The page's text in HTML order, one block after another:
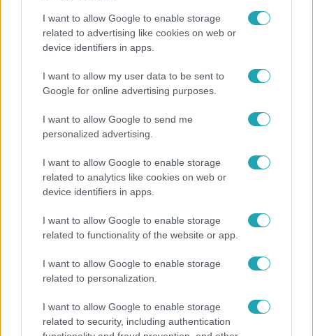
I want to allow Google to enable storage
related to advertising like cookies on web or
device identifiers in apps.
I want to allow my user data to be sent to
Google for online advertising purposes.
I want to allow Google to send me
personalized advertising.
I want to allow Google to enable storage
related to analytics like cookies on web or
device identifiers in apps.
I want to allow Google to enable storage
related to functionality of the website or app.
I want to allow Google to enable storage
related to personalization.
I want to allow Google to enable storage
related to security, including authentication
„Téged. Engem. Minket.” – Emilio és Tina szerelmes
vallomása sokakat megérinthet
„Attól féltem, nem fogja túlélni” – megrázó
vallomást tett Nyári Dia a kislánya műtétjéről